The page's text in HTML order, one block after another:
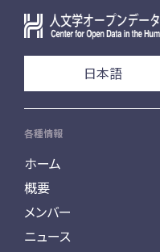
日本語
各種情報
ホーム
概要
メンバー
ニュース